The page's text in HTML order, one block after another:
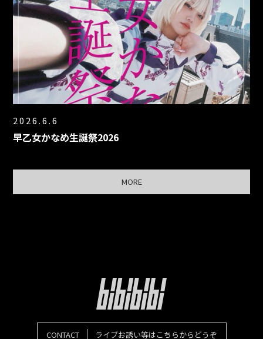
2026.6.6
早乙女かなめ生誕祭2026
MORE
CONTACT ライブお誘い等はこちらからどうぞ